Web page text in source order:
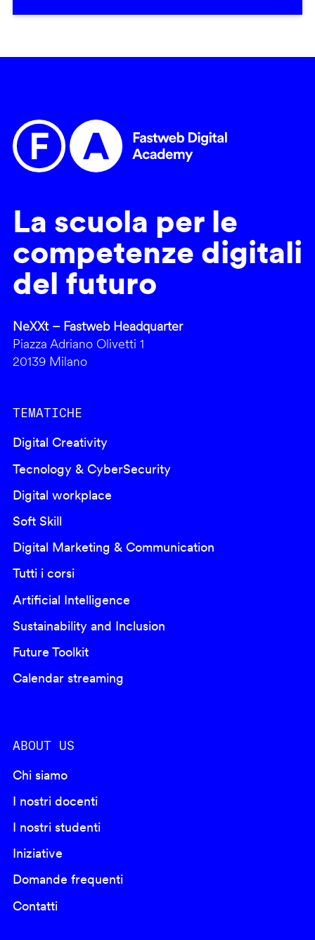
La scuola per le
competenze digitali
del futuro
NeXXt – Fastweb Headquarter
Piazza Adriano Olivetti 1
20139 Milano
TEMATICHE
Digital Creativity
Tecnology & CyberSecurity
Digital workplace
Soft Skill
Digital Marketing & Communication
Tutti i corsi
Artificial Intelligence
Sustainability and Inclusion
Future Toolkit
Calendar streaming
ABOUT US
Chi siamo
I nostri docenti
I nostri studenti
Iniziative
Domande frequenti
Contatti